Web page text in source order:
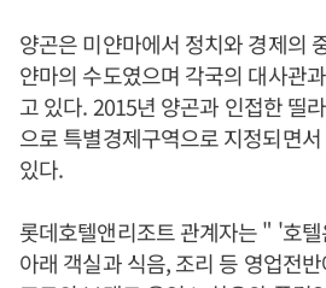
양곤은 미얀마에서 정치와 경제의
얀마의 수도였으며 각국의 대사관
고 있다. 2015년 양곤과 인접한 띨
으로 특별경제구역으로 지정되면
있다.
롯데호텔앤리조트 관계자는 " '호
아래 객실과 식음, 조리 등 영업전